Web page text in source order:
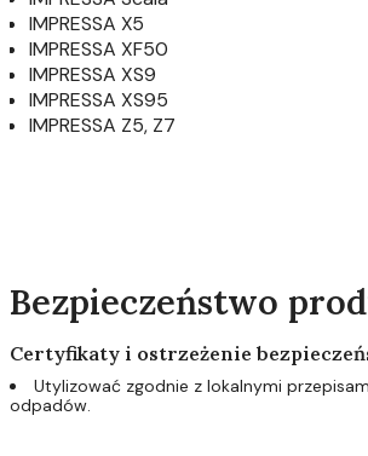
IMPRESSA X5
IMPRESSA XF50
IMPRESSA XS9
IMPRESSA XS95
IMPRESSA Z5, Z7
Bezpieczeństwo
Certyfikaty i ostrzeżenie
Utylizować zgodnie z lokalnymi
odpadów.